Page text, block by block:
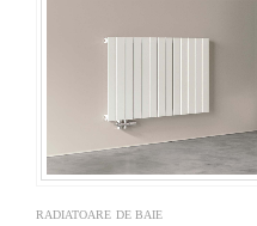
RADIATOARE DE BAIE